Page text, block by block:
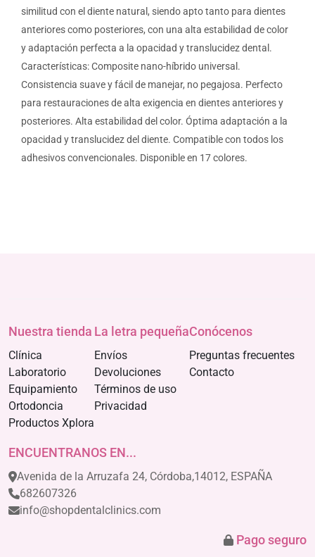
similitud con el diente natural, siendo apto tanto para dientes
anteriores como posteriores, con una alta estabilidad de color
y adaptación perfecta a la opacidad y translucidez dental.
Características: Composite nano-híbrido universal.
Consistencia suave y fácil de manejar, no pegajosa. Perfecto
para restauraciones de alta exigencia en dientes anteriores y
posteriores. Alta estabilidad del color. Óptima adaptación a la
opacidad y translucidez del diente. Compatible con todos los
adhesivos convencionales. Disponible en 17 colores.
Nuestra tienda
Clínica
Laboratorio
Equipamiento
Ortodoncia
Productos Xplora
La letra pequeña
Envíos
Devoluciones
Términos de uso
Privacidad
Conócenos
Preguntas frecuentes
Contacto
ENCUENTRANOS EN...
Avenida de la Arruzafa 24, Córdoba,14012, ESPAÑA
682607326
info@shopdentalclinics.com
Pago seguro